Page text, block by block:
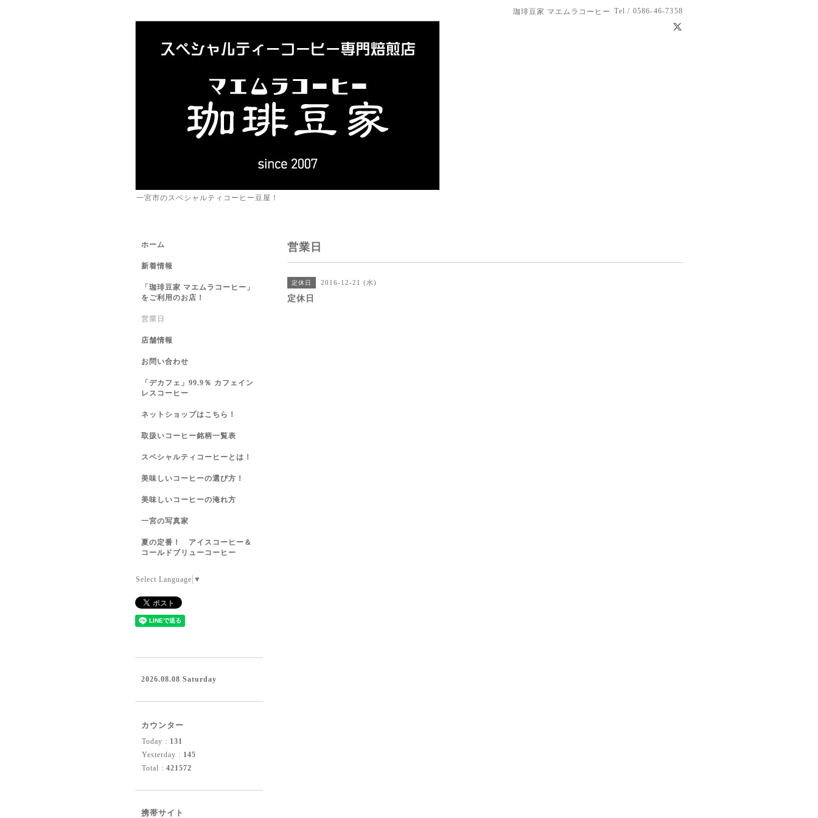
珈琲豆家 マエムラコーヒー Tel / 0586-46-7358
一宮市のスペシャルティコーヒー豆屋！
営業日
定休日 2016-12-21 (水)
定休日
ホーム
新着情報
「珈琲豆家 マエムラコーヒー」
をご利用のお店！
営業日
店舗情報
お問い合わせ
「デカフェ」99.9％ カフェイン
レスコーヒー
ネットショップはこちら！
取扱いコーヒー銘柄一覧表
スペシャルティコーヒーとは！
美味しいコーヒーの選び方！
美味しいコーヒーの淹れ方
一宮の写真家
夏の定番！ アイスコーヒー＆
コールドブリューコーヒー
Select Language ▼
2026.08.08 Saturday
カウンター
Today : 131
Yesterday : 145
Total : 421572
携帯サイト